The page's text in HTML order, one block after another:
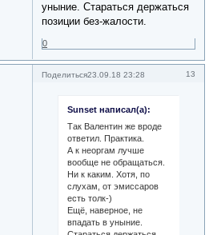
уныние. Стараться держаться
позиции без-жалости.
0
Поделиться 13
23.09.18 23:28
Sunset написал(а):
Так Валентин же вроде
ответил. Практика.
А к неоргам лучше
вообще не обращаться.
Ни к каким. Хотя, по
слухам, от эмиссаров
есть толк-)
Ещё, наверное, не
впадать в уныние.